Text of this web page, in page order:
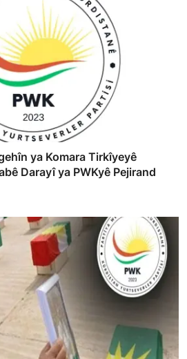
ya Komara Tirkîyeyê
Darayî ya PWKyê Pejirand